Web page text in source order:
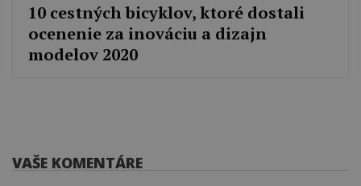
10 cestných bicyklov, ktoré dostali
ocenenie za inováciu a dizajn
modelov 2020
VAŠE KOMENTÁRE